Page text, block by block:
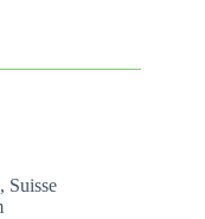
Suisse